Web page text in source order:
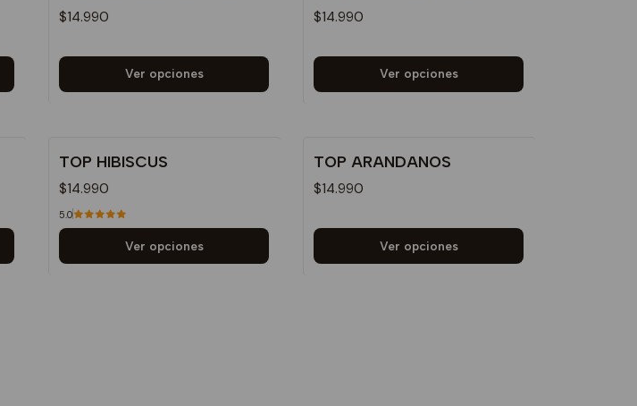
$14.990
Ver opciones
$14.990
Ver opciones
TOP HIBISCUS
$14.990
5.0
Ver opciones
TOP ARANDANOS
$14.990
Ver opciones